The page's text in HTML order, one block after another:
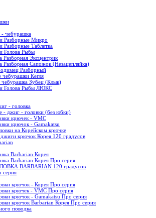
- чебурашка
Разборные Микро
Разборные Таблетка
Голова Рыбы
Разборная Эксцентрик
Разборная Сапожок (Незацепляйка)
Разборный
чебурашки Кегля
чебурашка Зубец (Клык)
Голова Рыбы ЛЮКС
- головка
- джиг - головки (без юбки)
крючек - VMC
крючок - Gamakatsu
на Корейском крючке
крючок Корея 120 градусов
Barbarian Корея
Barbarian Корея Про серия
BARBARIAN 120 градусов
серия
крючок - Корея Про серия
крючек - VMC Про серия
крючок - Gamakatsu Про серия
крючок Barbarian Корея Про серия
поводка